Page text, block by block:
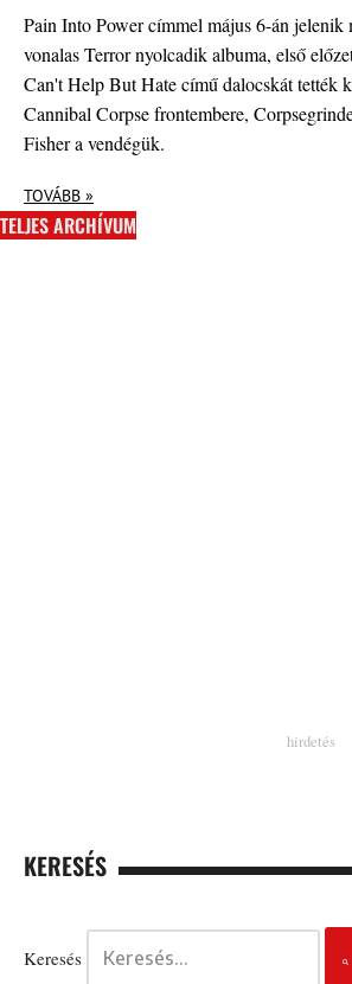
Pain Into Power címmel május 6-án jelenik
vonalas Terror nyolcadik albuma, első
Can't Help But Hate című dalocskát tették
Cannibal Corpse frontembere,
Fisher a vendégük.
TOVÁBB »
TELJES ARCHÍVUM
KERESÉS
Keresés